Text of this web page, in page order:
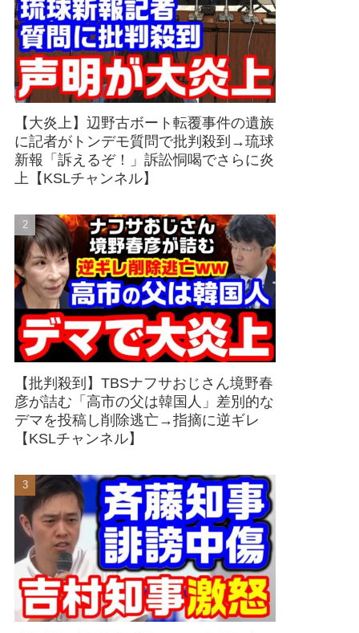
【大炎上】辺野古ボート転覆事件の遺族
に記者がトンデモ質問で批判殺到→琉球
新報「訴えるぞ！」訴訟恫喝でさらに炎
上【KSLチャンネル】
【批判殺到】TBSナフサおじさん境野春
彦が詰む「高市の父は韓国人」差別的な
デマを投稿し削除逃亡→指摘に逆ギレ
【KSLチャンネル】